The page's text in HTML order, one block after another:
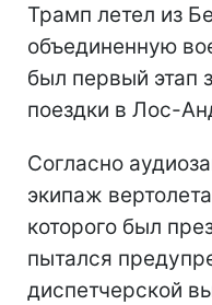
Трамп летел из
объединенную
был первый этап
поездки в Лос-
Согласно
экипаж
которого был
пытался
диспетчерской